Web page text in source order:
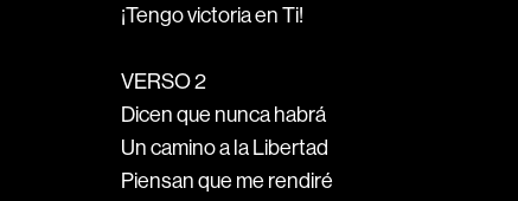
¡Tengo victoria en Ti!
VERSO 2
Dicen que nunca habrá
Un camino a la Libertad
Piensan que me rendiré